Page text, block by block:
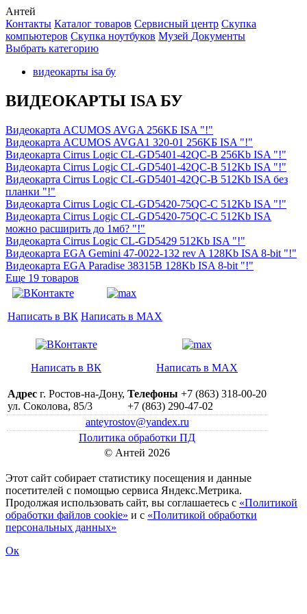
Антей
Контакты Каталог товаров Сервисный центр Cкупка
компьютеров Cкупка ноутбуков Музей Документы
Выбрать категорию
видеокарты isa бу
ВИДЕОКАРТЫ ISA БУ
Видеокарта ACUMOS AVGA 256KБ ISA "!"
Видеокарта ACUMOS AVGA1 320-01 256KБ ISA "!"
Видеокарта Cirrus Logic CL-GD5401-42QC-B 256Kb ISA "!"
Видеокарта Cirrus Logic CL-GD5401-42QC-B 512Kb ISA "!"
Видеокарта Cirrus Logic CL-GD5401-42QC-B 512Kb ISA без
планки "!"
Видеокарта Cirrus Logic CL-GD5420-75QC-C 512Kb ISA "!"
Видеокарта Cirrus Logic CL-GD5420-75QC-C 512Kb ISA
можно расширить до 1мб? "!"
Видеокарта Cirrus Logic CL-GD5429 512Kb ISA "!"
Видеокарта EGA Gemini 47-0022-132 rev A 128Kb ISA 8-bit "!"
Видеокарта EGA Paradise 38315B 128Kb ISA 8-bit "!"
Еще 19 товаров
Написать в ВК Написать в MAX
Написать в ВК Написать в MAX
Адрес г. Ростов-на-Дону,
ул. Соколова, 85/3
Телефоны +7 (863) 318-00-20
+7 (863) 290-47-02
anteyrostov@yandex.ru
Политика обработки ПД
© Антей 2026
Этот сайт собирает статистику посещения и данные
посетителей c помощью сервиса Яндекс.Метрика.
Продолжая использовать сайт, вы соглашаетесь с «Политикой
обработки файлов cookie» и с «Политикой обработки
персональных данных»
Ок